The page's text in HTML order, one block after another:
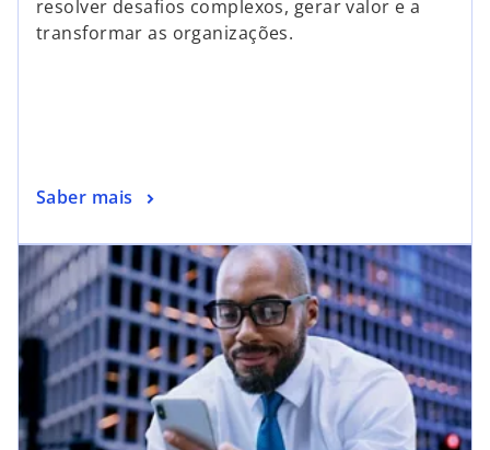
resolver desafios complexos, gerar valor e a
transformar as organizações.
Saber mais